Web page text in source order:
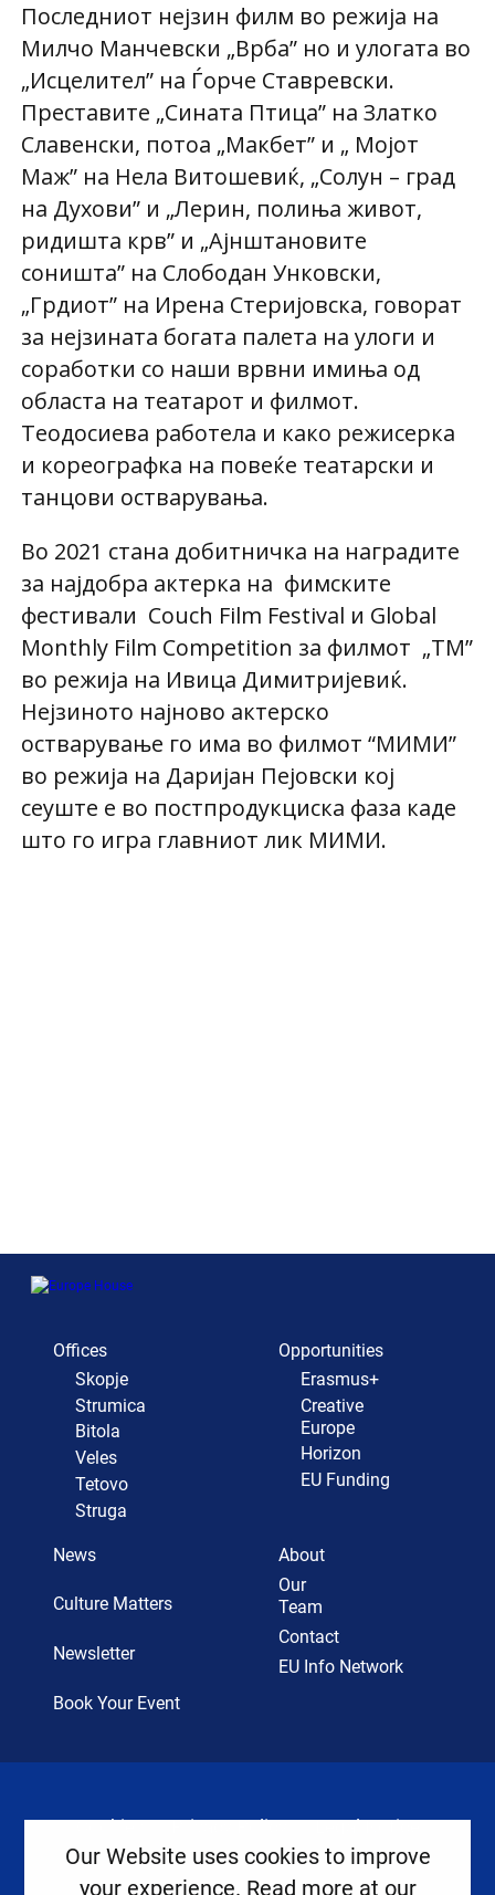
Последниот нејзин филм во режија на
Милчо Манчевски „Врба” но и улогата во
„Исцелител” на Ѓорче Ставревски.
Преставите „Сината Птица” на Златко
Славенски, потоа „Макбет” и „ Мојот
Маж” на Нела Витошевиќ, „Солун – град
на Духови” и „Лерин, полиња живот,
ридишта крв” и „Ајнштановите
соништа” на Слободан Унковски,
„Грдиот” на Ирена Стеријовска, говорат
за нејзината богата палета на улоги и
соработки со наши врвни имиња од
областа на театарот и филмот.
Теодосиева работела и како режисерка
и кореографка на повеќе театарски и
танцови остварувања.
Вo 2021 стана добитничка на наградите
за најдобра актерка на фимските
фестивали Couch Film Festival и Global
Monthly Film Competition за филмот „ТМ”
во режија на Ивица Димитријевиќ.
Нејзиното најново актерско
остварување го има во филмот “МИМИ”
во режија на Даријан Пејовски кој
сеуште е во постпродукциска фаза каде
што го игра главниот лик МИМИ.
Offices
Skopje
Strumica
Bitola
Veles
Tetovo
Struga
Opportunities
Erasmus+
Creative
Europe
Horizon
EU Funding
News
Culture Matters
Newsletter
Book Your Event
About
Our
Team
Contact
EU Info Network
Copyright ©2026Europe House
Cookies Privacy Policy Legal Notice
Our Website uses cookies to improve
your experience. Read more at our